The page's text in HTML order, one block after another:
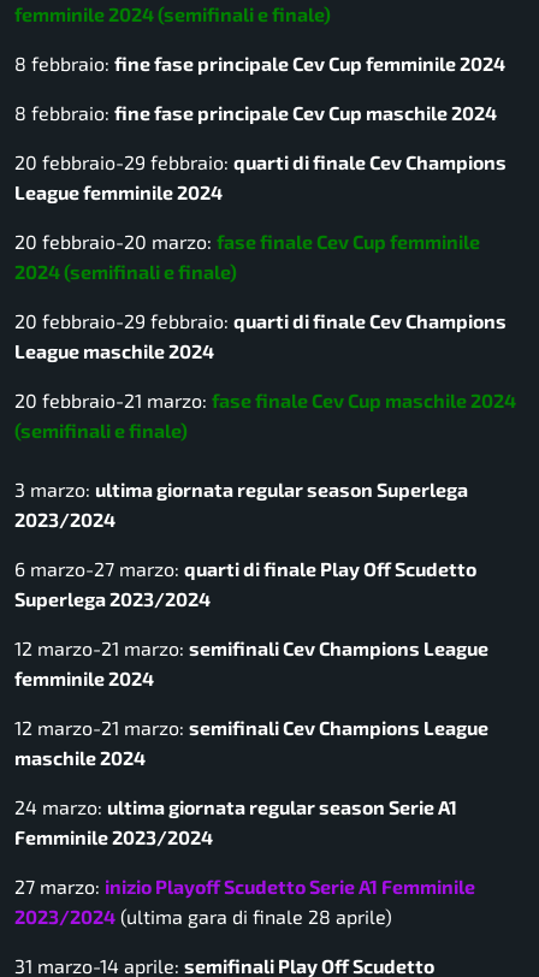
femminile 2024 (semifinali e finale)
8 febbraio: fine fase principale Cev Cup femminile 2024
8 febbraio: fine fase principale Cev Cup maschile 2024
20 febbraio-29 febbraio: quarti di finale Cev Champions
League femminile 2024
20 febbraio-20 marzo: fase finale Cev Cup femminile
2024 (semifinali e finale)
20 febbraio-29 febbraio: quarti di finale Cev Champions
League maschile 2024
20 febbraio-21 marzo: fase finale Cev Cup maschile 2024
(semifinali e finale)
3 marzo: ultima giornata regular season Superlega
2023/2024
6 marzo-27 marzo: quarti di finale Play Off Scudetto
Superlega 2023/2024
12 marzo-21 marzo: semifinali Cev Champions League
femminile 2024
12 marzo-21 marzo: semifinali Cev Champions League
maschile 2024
24 marzo: ultima giornata regular season Serie A1
Femminile 2023/2024
27 marzo: inizio Playoff Scudetto Serie A1 Femminile
2023/2024 (ultima gara di finale 28 aprile)
31 marzo-14 aprile: semifinali Play Off Scudetto